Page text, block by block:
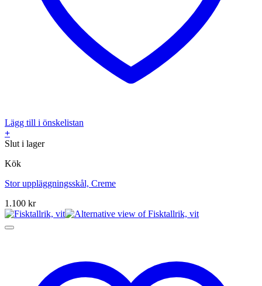
Lägg till i önskelistan
+
Slut i lager
Kök
Stor uppläggningsskål, Creme
1.100 kr